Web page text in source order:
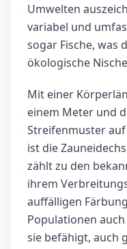
Umwelten
variabel und
sogar Fische, was
ökologische
Mit einer
einem Meter und
Streifenmuster auf
ist die
zählt zu den
ihrem
auffälligen
Populationen
sie befähigt, auch